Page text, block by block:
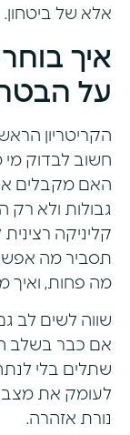
אלא של ביטחון.
איך
על
הקריטריון
חשוב לבדוק מי
האם מקבלים
גבולות ולא רק
קליניקה
תסביר מה
מה פחות, ואיך
שווה לשים לב
אם כבר בשלב
שתלים בלי
לעומק את מצב
נורת אזהרה.